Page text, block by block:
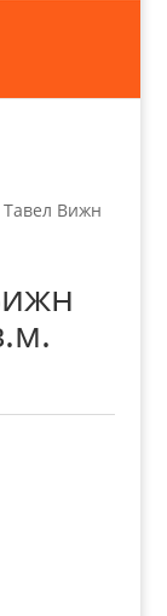
Вижн